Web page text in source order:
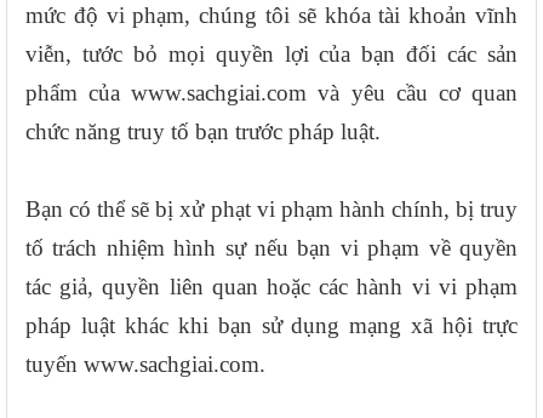
mức độ vi phạm, chúng tôi sẽ khóa tài khoản vĩnh
viễn, tước bỏ mọi quyền lợi của bạn đối các sản
phẩm của www.sachgiai.com và yêu cầu cơ quan
chức năng truy tố bạn trước pháp luật.
Bạn có thể sẽ bị xử phạt vi phạm hành chính, bị truy
tố trách nhiệm hình sự nếu bạn vi phạm về quyền
tác giả, quyền liên quan hoặc các hành vi vi phạm
pháp luật khác khi bạn sử dụng mạng xã hội trực
tuyến www.sachgiai.com.